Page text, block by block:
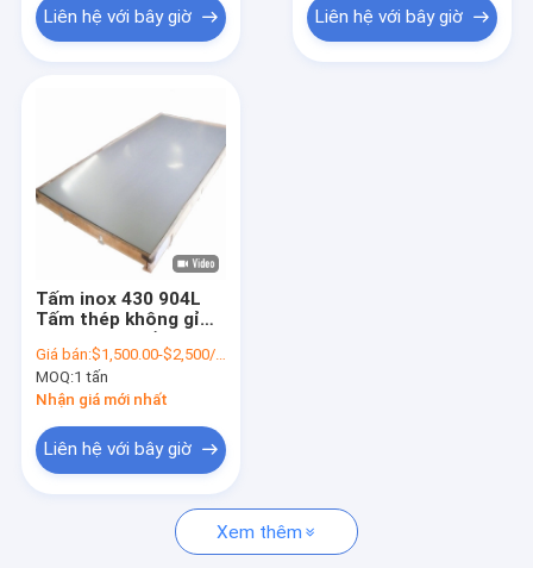
Vật liệu Hastelloy
Thép hợp kim niken
hợp kim titan
Vật liệu nitronic
Thép không gỉ kép
Liên hệ với bây giờ Liên hệ với bây giờ
Tấm inox 430 904L
Tấm thép không gỉ
1000mm-2000mm
Giá bán:$1,500.00-$2,500/Ton
MOQ:1 tấn
Nhận giá mới nhất
Liên hệ với bây giờ
Xem thêm